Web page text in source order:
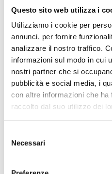
Questo sito web utilizza i
Utilizziamo i cookie per
annunci, per fornire
analizzare il nostro traffico.
informazioni sul modo in cui
nostri partner che si
pubblicità e social media, i
con altre informazioni che ha
raccolto dal suo utilizzo dei
delNecessari
Visualizza